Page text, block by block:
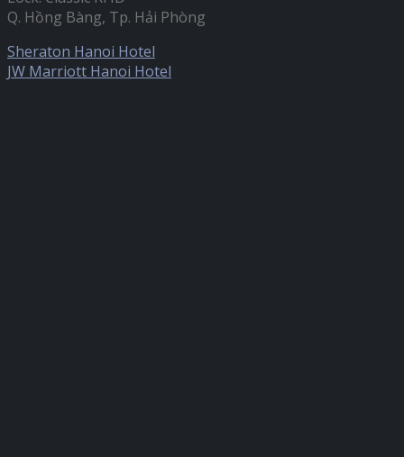
Q. Hồng Bàng, Tp. Hải Phòng
Sheraton Hanoi Hotel
JW Marriott Hanoi Hotel